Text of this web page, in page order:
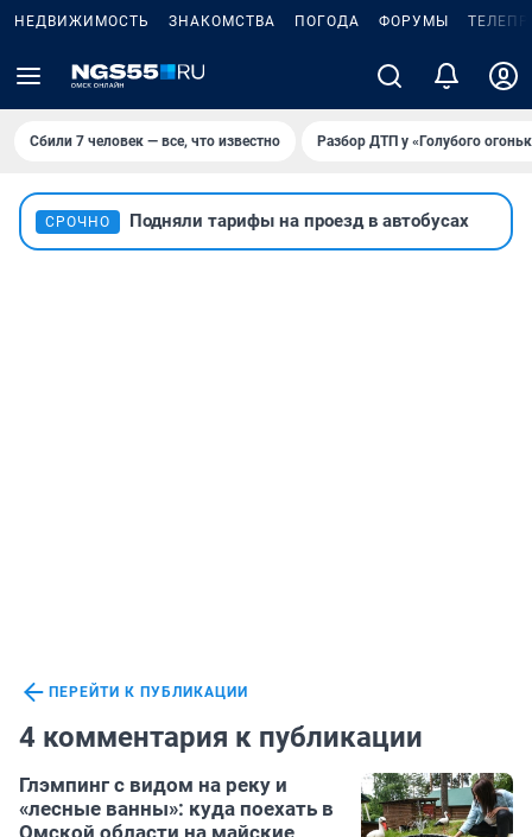
НЕДВИЖИМОСТЬ ЗНАКОМСТВА ПОГОДА ФОРУМЫ
Сбили 7 человек — все, что известно Разбор ДТП у «Голубого
СРОЧНО Подняли тарифы на проезд в автобусах
ПЕРЕЙТИ К ПУБЛИКАЦИИ
4 комментария к публикации
Глэмпинг с видом на реку и
«лесные ванны»: куда поехать в